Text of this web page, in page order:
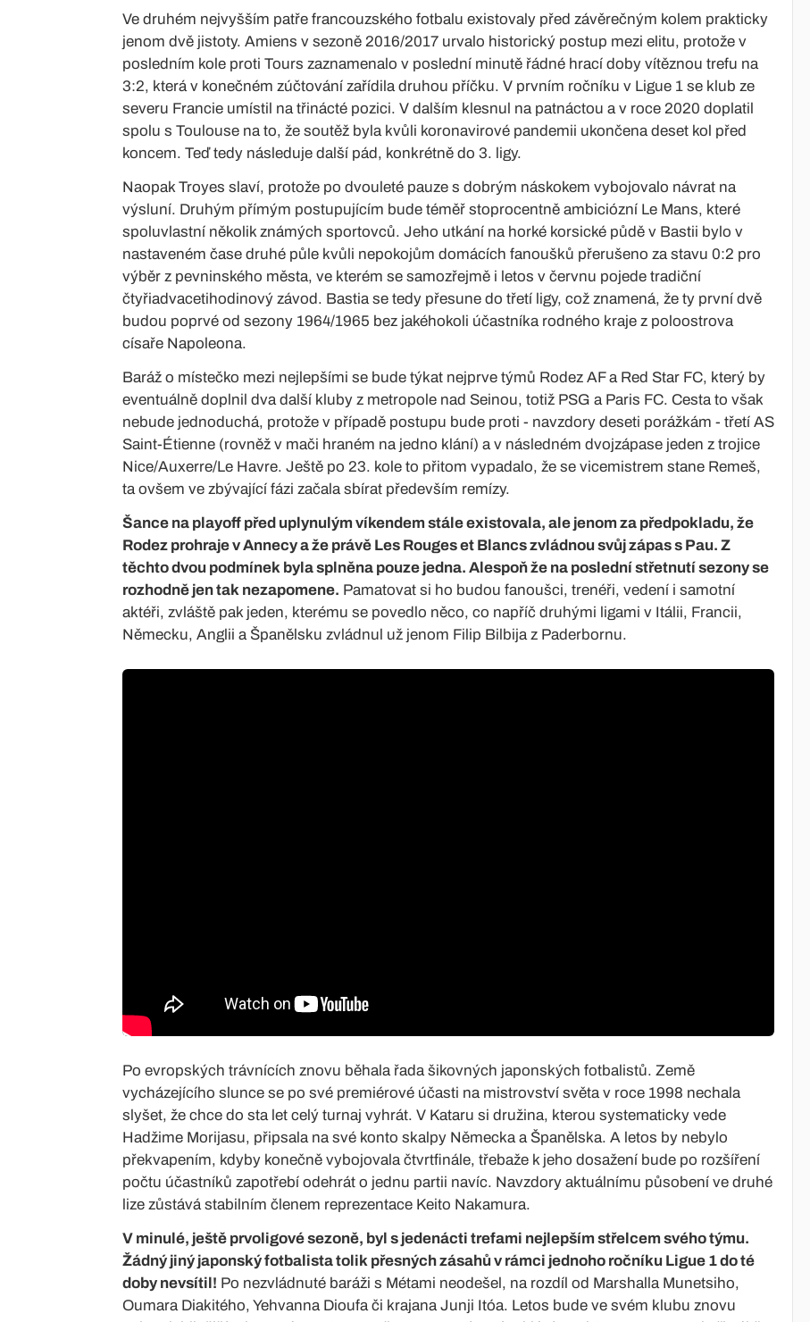
Ve druhém nejvyšším patře francouzského fotbalu existovaly před závěrečným kolem prakticky
jenom dvě jistoty. Amiens v sezoně 2016/2017 urvalo historický postup mezi elitu, protože v
posledním kole proti Tours zaznamenalo v poslední minutě řádné hrací doby vítěznou trefu na
3:2, která v konečném zúčtování zařídila druhou příčku. V prvním ročníku v Ligue 1 se klub ze
severu Francie umístil na třinácté pozici. V dalším klesnul na patnáctou a v roce 2020 doplatil
spolu s Toulouse na to, že soutěž byla kvůli koronavirové pandemii ukončena deset kol před
koncem. Teď tedy následuje další pád, konkrétně do 3. ligy.
Naopak Troyes slaví, protože po dvouleté pauze s dobrým náskokem vybojovalo návrat na
výsluní. Druhým přímým postupujícím bude téměř stoprocentně ambiciózní Le Mans, které
spoluvlastní několik známých sportovců. Jeho utkání na horké korsické půdě v Bastii bylo v
nastaveném čase druhé půle kvůli nepokojům domácích fanoušků přerušeno za stavu 0:2 pro
výběr z pevninského města, ve kterém se samozřejmě i letos v červnu pojede tradiční
čtyřiadvacetihodinový závod. Bastia se tedy přesune do třetí ligy, což znamená, že ty první dvě
budou poprvé od sezony 1964/1965 bez jakéhokoli účastníka rodného kraje z poloostrova
císaře Napoleona.
Baráž o místečko mezi nejlepšími se bude týkat nejprve týmů Rodez AF a Red Star FC, který by
eventuálně doplnil dva další kluby z metropole nad Seinou, totiž PSG a Paris FC. Cesta to však
nebude jednoduchá, protože v případě postupu bude proti - navzdory deseti porážkám - třetí AS
Saint-Étienne (rovněž v mači hraném na jedno klání) a v následném dvojzápase jeden z trojice
Nice/Auxerre/Le Havre. Ještě po 23. kole to přitom vypadalo, že se vicemistrem stane Remeš,
ta ovšem ve zbývající fázi začala sbírat především remízy.
Šance na playoff před uplynulým víkendem stále existovala, ale jenom za předpokladu, že
Rodez prohraje v Annecy a že právě Les Rouges et Blancs zvládnou svůj zápas s Pau. Z
těchto dvou podmínek byla splněna pouze jedna. Alespoň že na poslední střetnutí sezony se
rozhodně jen tak nezapomene. Pamatovat si ho budou fanoušci, trenéři, vedení i samotní
aktéři, zvláště pak jeden, kterému se povedlo něco, co napříč druhými ligami v Itálii, Francii,
Německu, Anglii a Španělsku zvládnul už jenom Filip Bilbija z Paderbornu.
Po evropských trávnících znovu běhala řada šikovných japonských fotbalistů. Země
vycházejícího slunce se po své premiérové účasti na mistrovství světa v roce 1998 nechala
slyšet, že chce do sta let celý turnaj vyhrát. V Kataru si družina, kterou systematicky vede
Hadžime Morijasu, připsala na své konto skalpy Německa a Španělska. A letos by nebylo
překvapením, kdyby konečně vybojovala čtvrtfinále, třebaže k jeho dosažení bude po rozšíření
počtu účastníků zapotřebí odehrát o jednu partii navíc. Navzdory aktuálnímu působení ve druhé
lize zůstává stabilním členem reprezentace Keito Nakamura.
V minulé, ještě prvoligové sezoně, byl s jedenácti trefami nejlepším střelcem svého týmu.
Žádný jiný japonský fotbalista tolik přesných zásahů v rámci jednoho ročníku Ligue 1 do té
doby nevsítil! Po nezvládnuté baráži s Métami neodešel, na rozdíl od Marshalla Munetsiho,
Oumara Diakitého, Yehvanna Dioufa či krajana Junji Itóa. Letos bude ve svém klubu znovu